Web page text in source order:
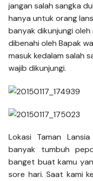
jangan salah sangka
hanya untuk orang
banyak dikunjungi
dibenahi oleh Bapak
masuk kedalam salah
wajib dikunjungi.
Lokasi Taman
banyak tumbuh
banget buat kamu
sore hari. Saat kami